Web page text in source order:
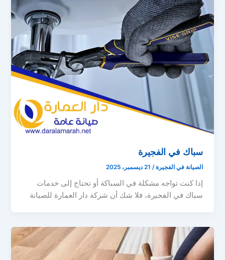
سباك في الفجيرة
الصيانة في الفجيرة/ 21 ديسمبر، 2025
إذا كنت تواجه مشكلة في السباكة أو تحتاج إلى خدمات
سباك في الفجيرة، فلا شك أن شركة دار العمارة للصيانة